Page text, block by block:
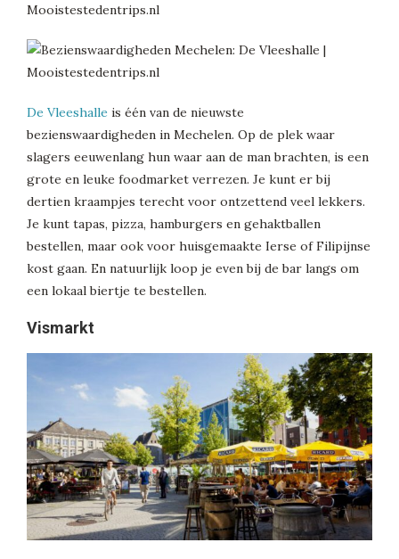
De Vleeshalle is één van de nieuwste
bezienswaardigheden in Mechelen. Op de plek waar
slagers eeuwenlang hun waar aan de man brachten, is een
grote en leuke foodmarket verrezen. Je kunt er bij
dertien kraampjes terecht voor ontzettend veel lekkers.
Je kunt tapas, pizza, hamburgers en gehaktballen
bestellen, maar ook voor huisgemaakte Ierse of Filipijnse
kost gaan. En natuurlijk loop je even bij de bar langs om
een lokaal biertje te bestellen.
Vismarkt